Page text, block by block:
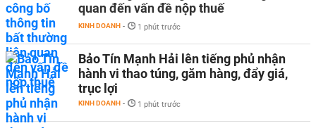
quan đến vấn đề nộp thuế
KINH DOANH - 1 phút trước
Bảo Tín Mạnh Hải lên tiếng phủ nhận
hành vi thao túng, găm hàng, đẩy giá,
trục lợi
KINH DOANH - 1 phút trước